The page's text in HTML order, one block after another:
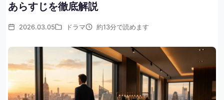
あらすじを徹底解説
2026.03.05 ドラマ 約13分で読めます